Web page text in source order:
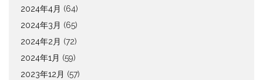
2024年4月 (64)
2024年3月 (65)
2024年2月 (72)
2024年1月 (59)
2023年12月 (57)